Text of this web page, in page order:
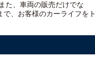
た、車両の販売だけでな
、お客様のカーライフをト